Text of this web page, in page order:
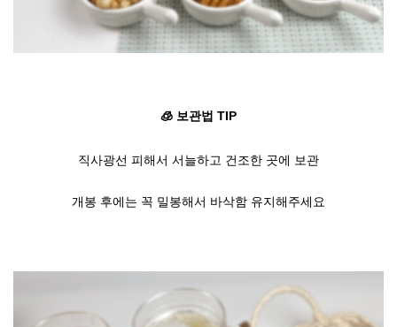
🧊 보관법 TIP
직사광선 피해서 서늘하고 건조한 곳에 보관
개봉 후에는 꼭 밀봉해서 바삭함 유지해주세요